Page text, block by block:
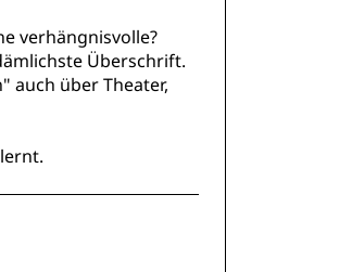
verhängnisvolle?
Überschrift.
auch über Theater,